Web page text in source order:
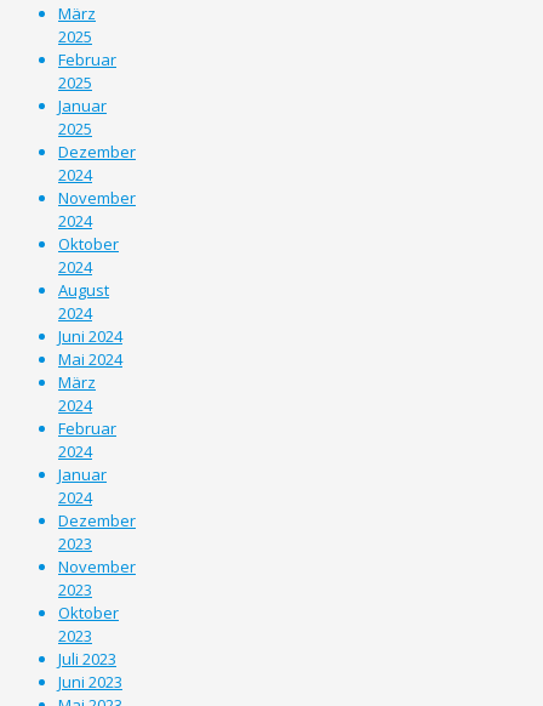
März
2025
Februar
2025
Januar
2025
Dezember
2024
November
2024
Oktober
2024
August
2024
Juni 2024
Mai 2024
März
2024
Februar
2024
Januar
2024
Dezember
2023
November
2023
Oktober
2023
Juli 2023
Juni 2023